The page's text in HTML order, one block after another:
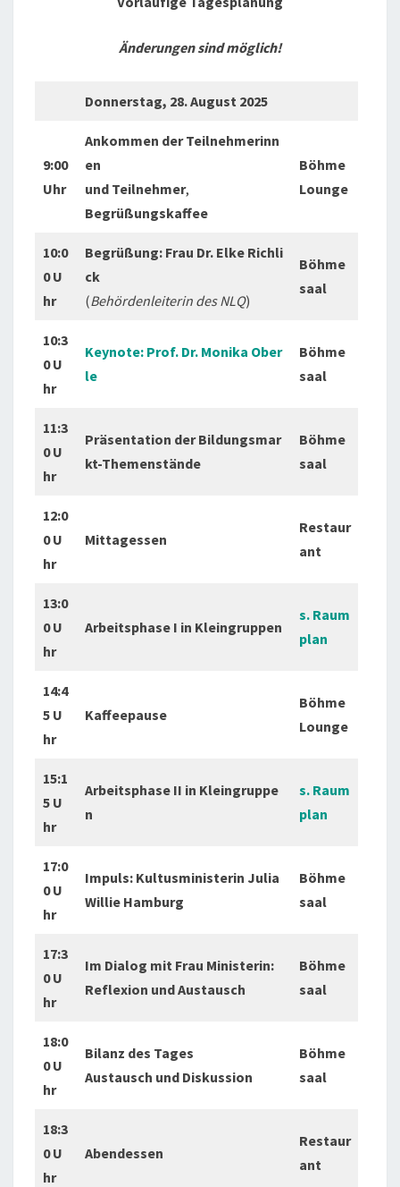
Änderungen sind möglich!
Donnerstag, 28. August 2025
9:00
Uhr
Ankommen der Teilnehmerinn
en
und Teilnehmer,
Begrüßungskaffee
Böhme
Lounge
10:0
0 U
hr
Begrüßung: Frau Dr. Elke Richli
ck
(Behördenleiterin des NLQ)
Böhme
saal
10:3
0 U
hr
Keynote: Prof. Dr. Monika Ober
le
Böhme
saal
11:3
0 U
hr
Präsentation der Bildungsmar
kt-Themenstände
Böhme
saal
12:0
0 U
hr
Mittagessen
Restaur
ant
13:0
0 U
hr
Arbeitsphase I in Kleingruppen
s. Raum
plan
14:4
5 U
hr
Kaffeepause
Böhme
Lounge
15:1
5 U
hr
Arbeitsphase II in Kleingruppe
n
s. Raum
plan
17:0
0 U
hr
Impuls: Kultusministerin Julia
Willie Hamburg
Böhme
saal
17:3
0 U
hr
Im Dialog mit Frau Ministerin:
Reflexion und Austausch
Böhme
saal
18:0
0 U
hr
Bilanz des Tages
Austausch und Diskussion
Böhme
saal
18:3
0 U
hr
Abendessen
Restaur
ant